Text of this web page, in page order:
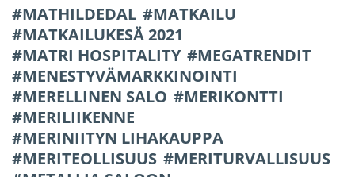
MATHILDEDAL
MATKAILU
MATKAILUKESÄ 2021
MATRI HOSPITALITY
MEGATRENDIT
MENESTYVÄMARKKINOINTI
MERELLINEN SALO
MERIKONTTI
MERILIIKENNE
MERINIITYN LIHAKAUPPA
MERITEOLLISUUS
MERITURVALLISUUS